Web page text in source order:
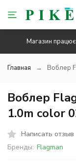
Магазин працює
Главная Воблер
Воблер
1.0m color
Написать отзыв
Бренды: Flagman